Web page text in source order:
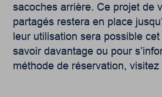
sacoches arrière. Ce projet de
partagés restera en place
leur utilisation sera possible
savoir davantage ou pour
méthode de réservation, visitez